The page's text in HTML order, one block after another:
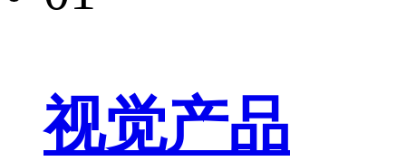
视觉产品